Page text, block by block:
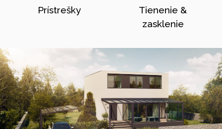
Prístrešky
Tienenie &
zasklenie